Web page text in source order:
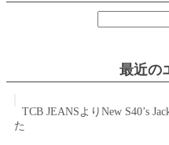
最近の
TCB JEANSよりNew S40’s
た